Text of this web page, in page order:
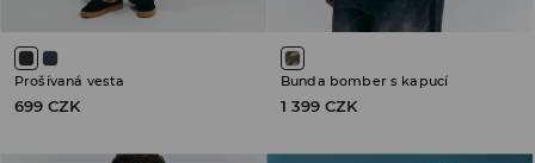
Prošívaná vesta
699 CZK
Bunda bomber s kapucí
1 399 CZK